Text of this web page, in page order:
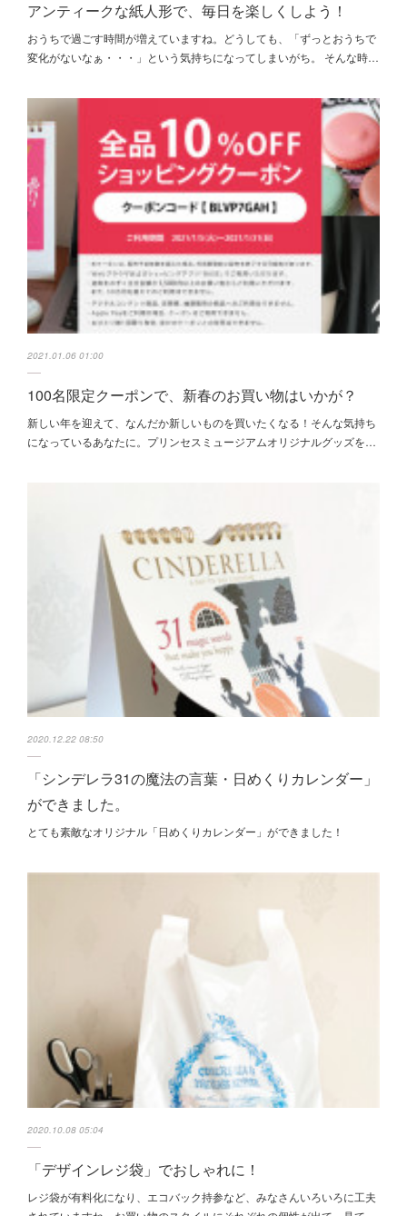
アンティークな紙人形で、毎日を楽しくしよう！
おうちで過ごす時間が増えていますね。どうしても、「ずっとおうちで
変化がないなぁ・・・」という気持ちになってしまいがち。 そんな時…
2021.01.06 01:00
100名限定クーポンで、新春のお買い物はいかが？
新しい年を迎えて、なんだか新しいものを買いたくなる！そんな気持ち
になっているあなたに。プリンセスミュージアムオリジナルグッズを…
2020.12.22 08:50
「シンデレラ31の魔法の言葉・日めくりカレンダー」
ができました。
とても素敵なオリジナル「日めくりカレンダー」ができました！
2020.10.08 05:04
「デザインレジ袋」でおしゃれに！
レジ袋が有料化になり、エコバック持参など、みなさんいろいろに工夫